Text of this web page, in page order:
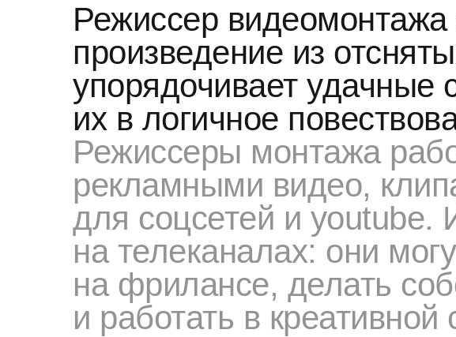
Режиссер видеомонтажа
произведение из
упорядочивает удачные
их в логичное
Режиссеры монтажа
рекламными видео,
для соцсетей и youtube.
на телеканалах: они
на фрилансе, делать
и работать в